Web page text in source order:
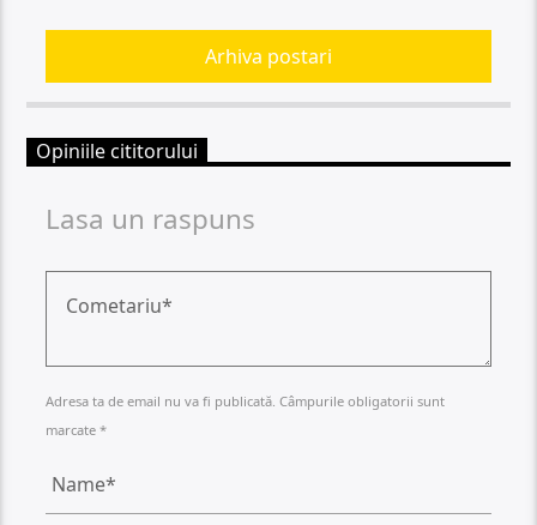
Arhiva postari
Opiniile cititorului
Lasa un raspuns
Adresa ta de email nu va fi publicată. Câmpurile obligatorii sunt
marcate *